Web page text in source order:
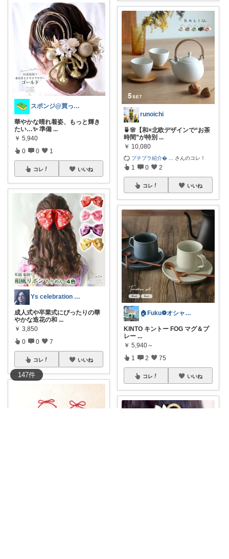
147件
スポンジ@買ってくれてありがとう！
華やかな晴れ着姿、もっと輝き
たい…✨ 準備 ...
￥ 5,940
0 0 1
コレ いいね
Ys celebration day
成人式や卒業式にぴったりの華
やかな造花の和 ...
￥ 3,850
0 0 7
コレ いいね
runoichi
🍵🌸【和×北欧デザインで“お茶
時間”が特別 ...
￥ 10,080
プチプラ紹介 さんのコレ！
1 0 2
コレ いいね
🏠Fuku❁オシャレにラクな暮らし
KINTO キントー FOG マグ＆プ
レー ...
￥ 5,940～
1 2 75
コレ いいね